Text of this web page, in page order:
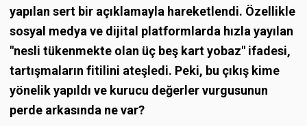
yapılan sert bir açıklamayla hareketlendi. Özellikle
sosyal medya ve dijital platformlarda hızla yayılan
"nesli tükenmekte olan üç beş kart yobaz" ifadesi,
tartışmaların fitilini ateşledi. Peki, bu çıkış kime
yönelik yapıldı ve kurucu değerler vurgusunun
perde arkasında ne var?